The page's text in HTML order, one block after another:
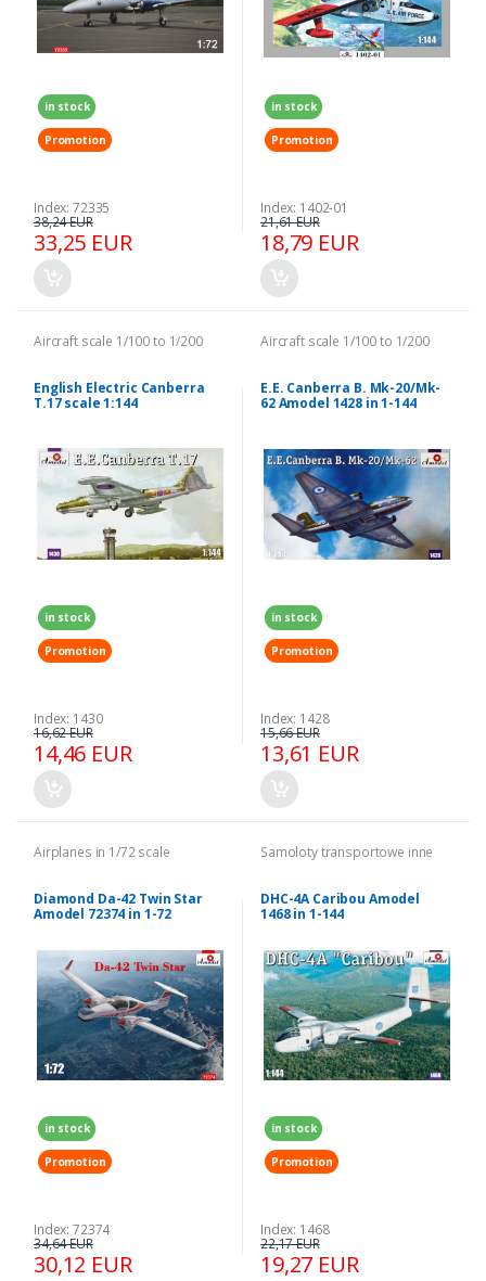
in stock
Promotion
Index: 72335
33,25 EUR
38,24 EUR
in stock
Promotion
Index: 1402-01
18,79 EUR
21,61 EUR
Aircraft scale 1/100 to 1/200
English Electric Canberra
T.17 scale 1:144
in stock
Promotion
Index: 1430
14,46 EUR
16,62 EUR
Aircraft scale 1/100 to 1/200
E.E. Canberra B. Mk-20/Mk-
62 Amodel 1428 in 1-144
in stock
Promotion
Index: 1428
13,61 EUR
15,66 EUR
Airplanes in 1/72 scale
Diamond Da-42 Twin Star
Amodel 72374 in 1-72
in stock
Promotion
Index: 72374
30,12 EUR
34,64 EUR
Samoloty transportowe inne
DHC-4A Caribou Amodel
1468 in 1-144
in stock
Promotion
Index: 1468
19,27 EUR
22,17 EUR